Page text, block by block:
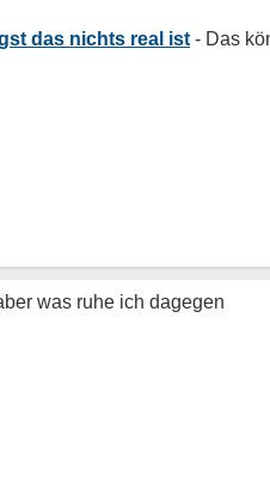
das nichts real ist
was ruhe ich dagegen